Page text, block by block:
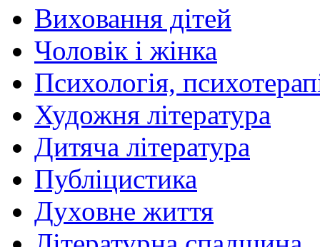
Виховання дітей
Чоловік і жінка
Психологія,
Художня література
Дитяча література
Публіцистика
Духовне життя